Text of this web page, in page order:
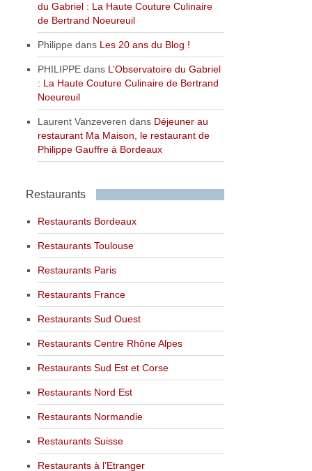
du Gabriel : La Haute Couture Culinaire
de Bertrand Noeureuil
Philippe dans Les 20 ans du Blog !
PHILIPPE dans L’Observatoire du Gabriel
: La Haute Couture Culinaire de Bertrand
Noeureuil
Laurent Vanzeveren dans Déjeuner au
restaurant Ma Maison, le restaurant de
Philippe Gauffre à Bordeaux
Restaurants
Restaurants Bordeaux
Restaurants Toulouse
Restaurants Paris
Restaurants France
Restaurants Sud Ouest
Restaurants Centre Rhône Alpes
Restaurants Sud Est et Corse
Restaurants Nord Est
Restaurants Normandie
Restaurants Suisse
Restaurants à l’Etranger